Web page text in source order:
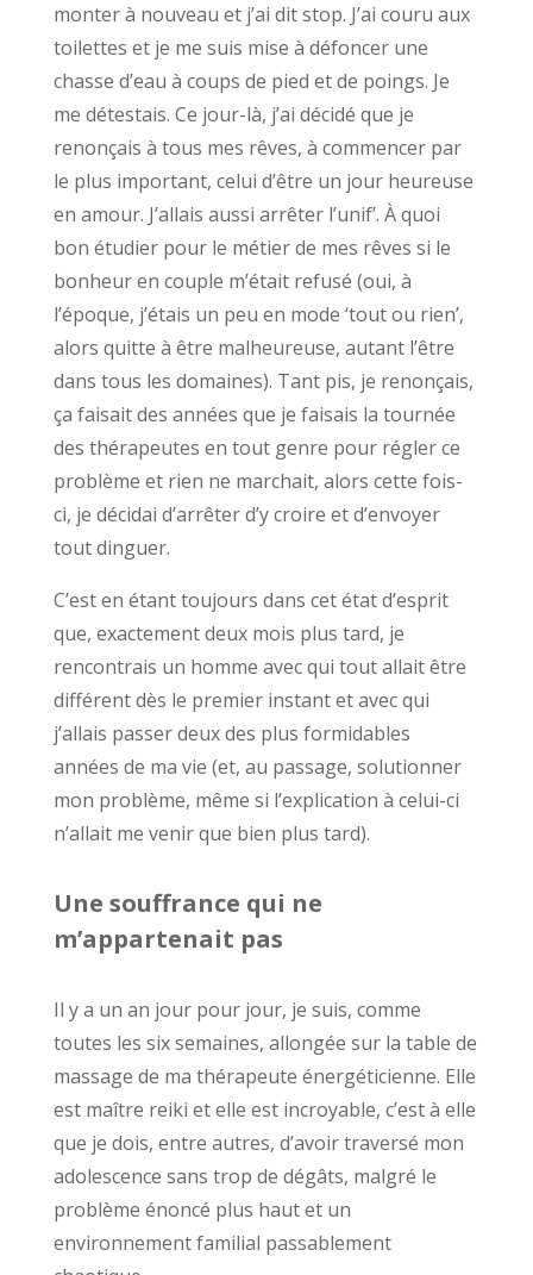
monter à nouveau et j’ai dit stop. J’ai couru aux
toilettes et je me suis mise à défoncer une
chasse d’eau à coups de pied et de poings. Je
me détestais. Ce jour-là, j’ai décidé que je
renonçais à tous mes rêves, à commencer par
le plus important, celui d’être un jour heureuse
en amour. J’allais aussi arrêter l’unif’. À quoi
bon étudier pour le métier de mes rêves si le
bonheur en couple m’était refusé (oui, à
l’époque, j’étais un peu en mode ‘tout ou rien’,
alors quitte à être malheureuse, autant l’être
dans tous les domaines). Tant pis, je renonçais,
ça faisait des années que je faisais la tournée
des thérapeutes en tout genre pour régler ce
problème et rien ne marchait, alors cette fois-
ci, je décidai d’arrêter d’y croire et d’envoyer
tout dinguer.
C’est en étant toujours dans cet état d’esprit
que, exactement deux mois plus tard, je
rencontrais un homme avec qui tout allait être
différent dès le premier instant et avec qui
j’allais passer deux des plus formidables
années de ma vie (et, au passage, solutionner
mon problème, même si l’explication à celui-ci
n’allait me venir que bien plus tard).
Une souffrance qui ne
m’appartenait pas
Il y a un an jour pour jour, je suis, comme
toutes les six semaines, allongée sur la table de
massage de ma thérapeute énergéticienne. Elle
est maître reiki et elle est incroyable, c’est à elle
que je dois, entre autres, d’avoir traversé mon
adolescence sans trop de dégâts, malgré le
problème énoncé plus haut et un
environnement familial passablement